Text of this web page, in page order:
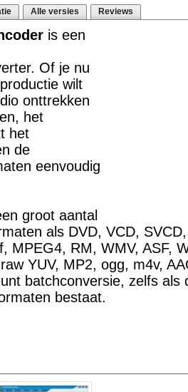
Alle versies Reviews
is een
Of je nu
wilt
onttrekken
het
het
de
eenvoudig
groot aantal
als DVD, VCD,
MPEG4, RM, WMV, ASF,
YUV, MP2, ogg, m4v,
batchconversie, zelfs als
bestaat.